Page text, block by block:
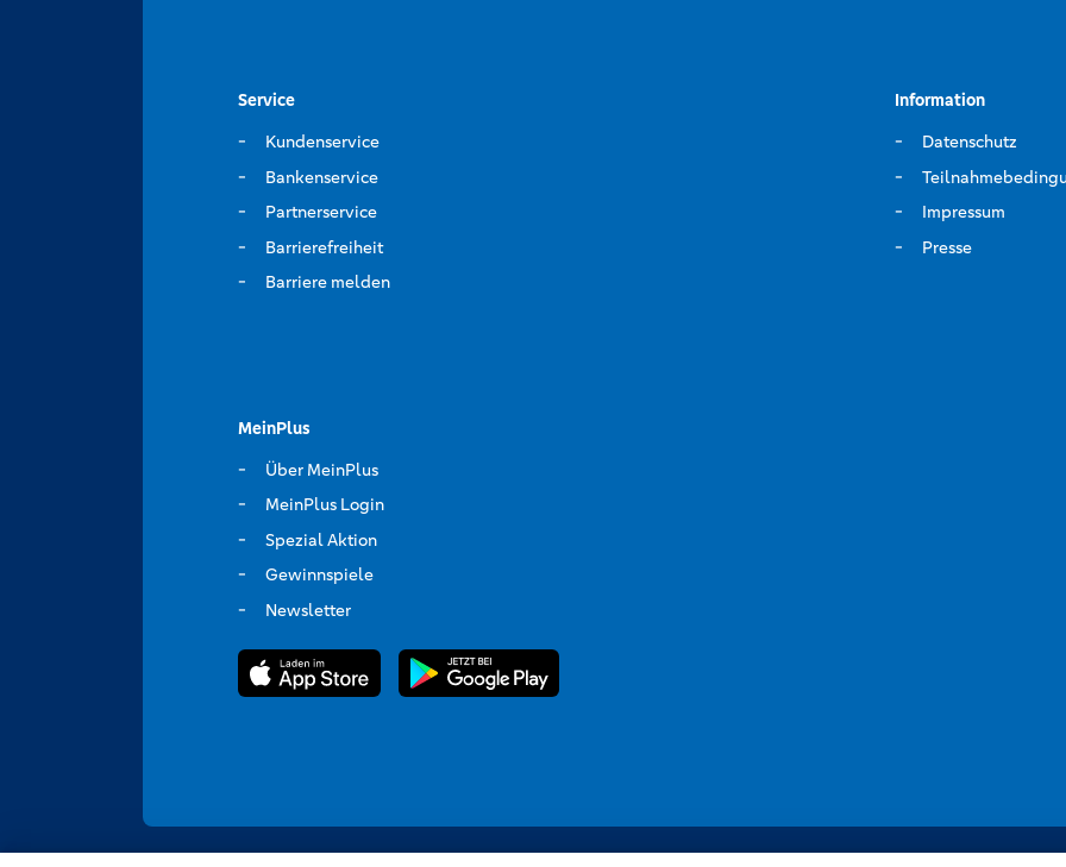
Service
Kundenservice
Bankenservice
Partnerservice
Barrierefreiheit
Barriere melden
Information
Datenschutz
Impressum
Presse
MeinPlus
Über MeinPlus
MeinPlus Login
Spezial Aktion
Gewinnspiele
Newsletter